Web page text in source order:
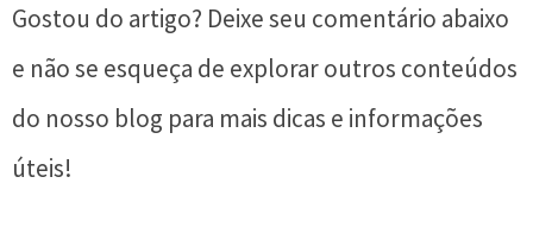
Gostou do artigo? Deixe seu comentário abaixo
e não se esqueça de explorar outros conteúdos
do nosso blog para mais dicas e informações
úteis!